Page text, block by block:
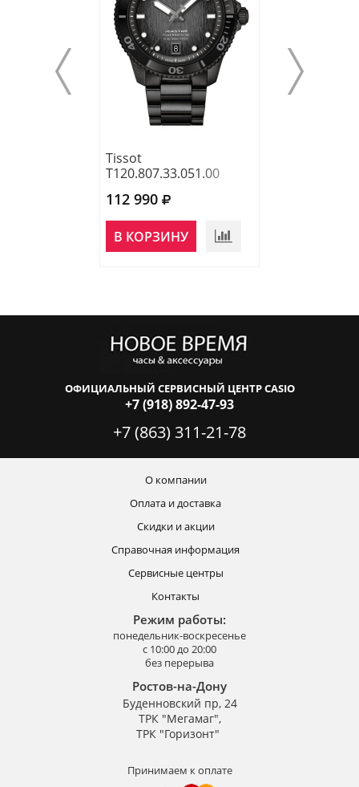
Tissot
T120.807.33.051.00
112 990
В КОРЗИНУ
ОФИЦИАЛЬНЫЙ СЕРВИСНЫЙ ЦЕНТР CASIO
+7 (918) 892-47-93
+7 (863) 311-21-78
О компании
Оплата и доставка
Скидки и акции
Справочная информация
Сервисные центры
Контакты
Режим работы:
понедельник-воскресенье
с 10:00 до 20:00
без перерыва
Ростов-на-Дону
Буденновский пр, 24
ТРК "Мегамаг",
ТРК "Горизонт"
Принимаем к оплате